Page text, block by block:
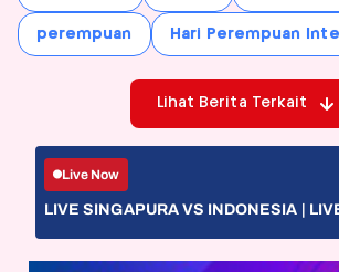
perempuan Hari Perempuan
Lihat Berita Terkait
Live Now
LIVE SINGAPURA VS INDONESIA |